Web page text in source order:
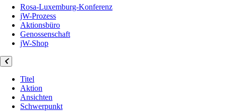
Rosa-Luxemburg-Konferenz
jW-Prozess
Aktionsbüro
Genossenschaft
jW-Shop
Titel
Aktion
Ansichten
Schwerpunkt